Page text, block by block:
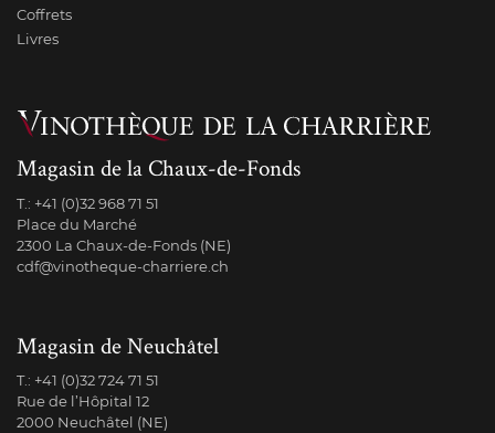
Coffrets
Livres
Magasin de la Chaux-de-Fonds
T.: +41 (0)32 968 71 51
Place du Marché
2300 La Chaux-de-Fonds (NE)
cdf@vinotheque-charriere.ch
Magasin de Neuchâtel
T.: +41 (0)32 724 71 51
Rue de l’Hôpital 12
2000 Neuchâtel (NE)